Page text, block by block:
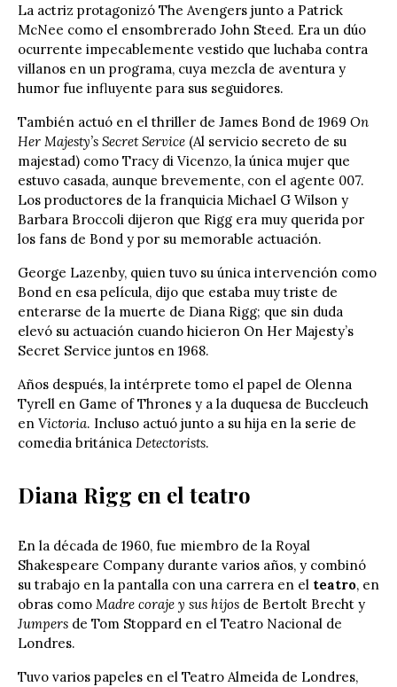
La actriz protagonizó The Avengers junto a Patrick
McNee como el ensombrerado John Steed. Era un dúo
ocurrente impecablemente vestido que luchaba contra
villanos en un programa, cuya mezcla de aventura y
humor fue influyente para sus seguidores.
También actuó en el thriller de James Bond de 1969 On
Her Majesty’s Secret Service (Al servicio secreto de su
majestad) como Tracy di Vicenzo, la única mujer que
estuvo casada, aunque brevemente, con el agente 007.
Los productores de la franquicia Michael G Wilson y
Barbara Broccoli dijeron que Rigg era muy querida por
los fans de Bond y por su memorable actuación.
George Lazenby, quien tuvo su única intervención como
Bond en esa película, dijo que estaba muy triste de
enterarse de la muerte de Diana Rigg; que sin duda
elevó su actuación cuando hicieron On Her Majesty’s
Secret Service juntos en 1968.
Años después, la intérprete tomo el papel de Olenna
Tyrell en Game of Thrones y a la duquesa de Buccleuch
en Victoria. Incluso actuó junto a su hija en la serie de
comedia británica Detectorists.
Diana Rigg en el teatro
En la década de 1960, fue miembro de la Royal
Shakespeare Company durante varios años, y combinó
su trabajo en la pantalla con una carrera en el teatro, en
obras como Madre coraje y sus hijos de Bertolt Brecht y
Jumpers de Tom Stoppard en el Teatro Nacional de
Londres.
Tuvo varios papeles en el Teatro Almeida de Londres,